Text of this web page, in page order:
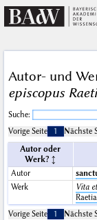
Autor- und
episcopus
Suche:
Vorige Seite
1 Nächste
Autor oder
Werk?
Autor
Werk
Vita
Vorige Seite
1 Nächste